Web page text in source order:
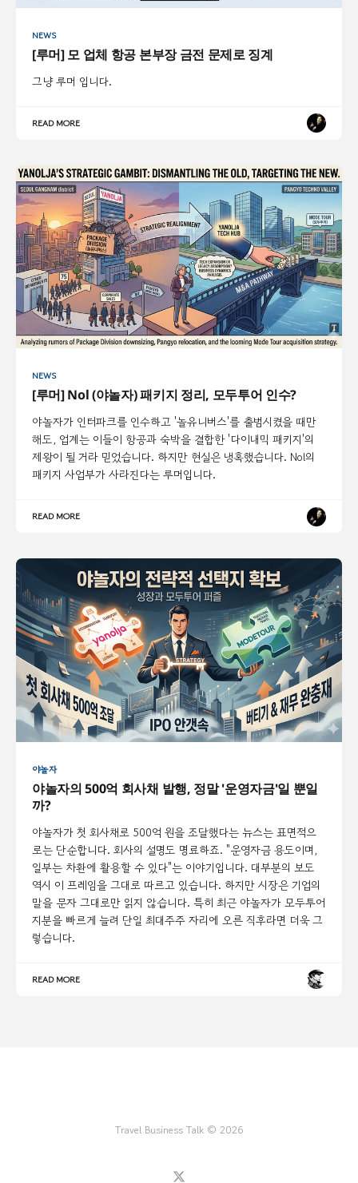
NEWS
[루머] 모 업체 항공 본부장 금전 문제로 징계
그냥 루머 입니다.
READ MORE
NEWS
[루머] Nol (야놀자) 패키지 정리, 모두투어 인수?
야놀자가 인터파크를 인수하고 '놀유니버스'를 출범시켰을 때만
해도, 업계는 이들이 항공과 숙박을 결합한 '다이내믹 패키지'의
제왕이 될 거라 믿었습니다. 하지만 현실은 냉혹했습니다. Nol의
패키지 사업부가 사라진다는 루머입니다.
READ MORE
야놀자
야놀자의 500억 회사채 발행, 정말 '운영자금'일 뿐일
까?
야놀자가 첫 회사채로 500억 원을 조달했다는 뉴스는 표면적으
로는 단순합니다. 회사의 설명도 명료하죠. "운영자금 용도이며,
일부는 차환에 활용할 수 있다"는 이야기입니다. 대부분의 보도
역시 이 프레임을 그대로 따르고 있습니다. 하지만 시장은 기업의
말을 문자 그대로만 읽지 않습니다. 특히 최근 야놀자가 모두투어
지분을 빠르게 늘려 단일 최대주주 자리에 오른 직후라면 더욱 그
렇습니다.
READ MORE
Travel Business Talk © 2026